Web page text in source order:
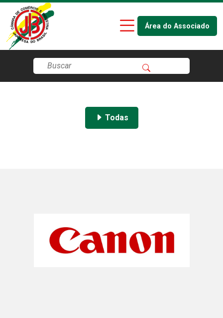
Área do Associado
Todas